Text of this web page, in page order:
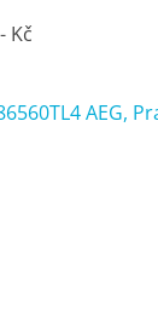
Kč
AEG,